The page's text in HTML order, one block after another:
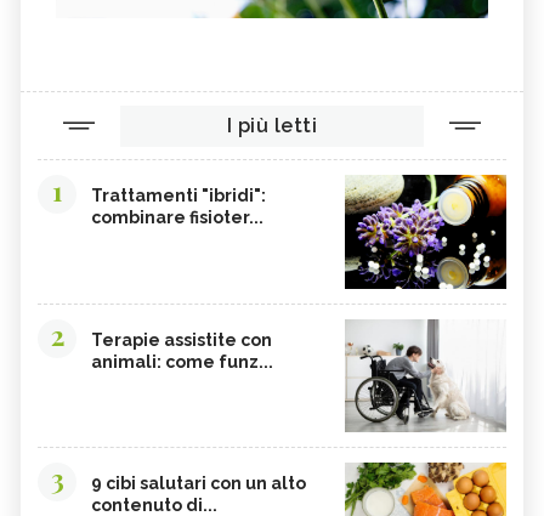
I più letti
1
Trattamenti "ibridi":
combinare fisioter...
2
Terapie assistite con
animali: come funz...
3
9 cibi salutari con un alto
contenuto di...